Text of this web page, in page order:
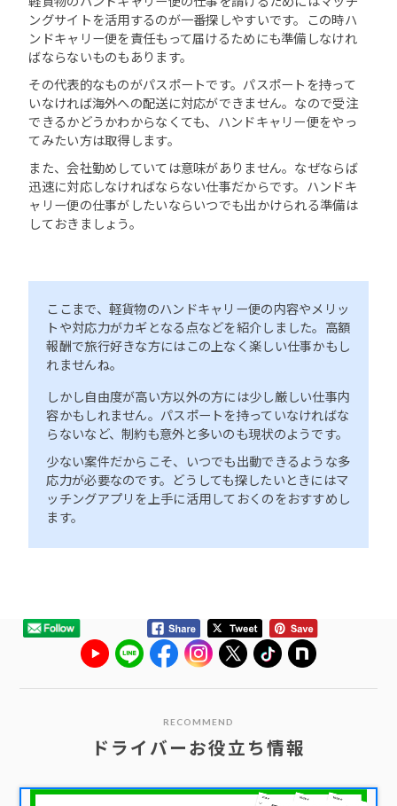
ングサイトを活用するのが一番探しやすいです。この時ハ
ンドキャリー便を責任もって届けるためにも準備しなけれ
ばならないものもあります。
その代表的なものがパスポートです。パスポートを持って
いなければ海外への配送に対応ができません。なので受注
できるかどうかわからなくても、ハンドキャリー便をやっ
てみたい方は取得します。
また、会社勤めしていては意味がありません。なぜならば
迅速に対応しなければならない仕事だからです。ハンドキ
ャリー便の仕事がしたいならいつでも出かけられる準備は
しておきましょう。
ここまで、軽貨物のハンドキャリー便の内容やメリッ
トや対応力がカギとなる点などを紹介しました。高額
報酬で旅行好きな方にはこの上なく楽しい仕事かもし
れませんね。
しかし自由度が高い方以外の方には少し厳しい仕事内
容かもしれません。パスポートを持っていなければな
らないなど、制約も意外と多いのも現状のようです。
少ない案件だからこそ、いつでも出動できるような多
応力が必要なのです。どうしても探したいときにはマ
ッチングアプリを上手に活用しておくのをおすすめし
ます。
RECOMMEND
ドライバーお役立ち情報